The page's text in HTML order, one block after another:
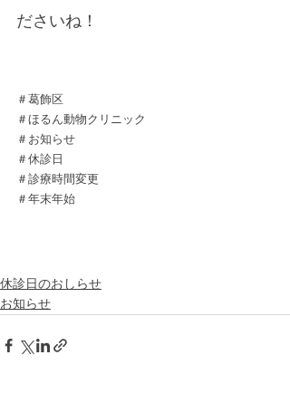
ださいね！
＃葛飾区
＃ほるん動物クリニック
＃お知らせ
＃休診日
＃診療時間変更
＃年末年始
休診日のおしらせ
お知らせ